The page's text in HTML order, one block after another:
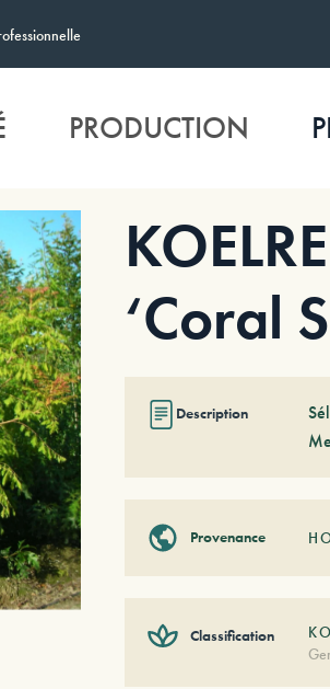
PRODUCTION
‘Coral
Description
Provenance
Classification